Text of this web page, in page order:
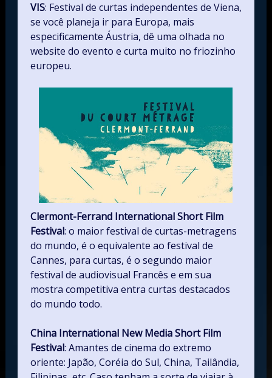
VIS: Festival de curtas independentes de Viena,
se você planeja ir para Europa, mais
especificamente Áustria, dê uma olhada no
website do evento e curta muito no friozinho
europeu.
Clermont-Ferrand International Short Film
Festival: o maior festival de curtas-metragens
do mundo, é o equivalente ao festival de
Cannes, para curtas, é o segundo maior
festival de audiovisual Francês e em sua
mostra competitiva entra curtas destacados
do mundo todo.
China International New Media Short Film
Festival: Amantes de cinema do extremo
oriente: Japão, Coréia do Sul, China, Tailândia,